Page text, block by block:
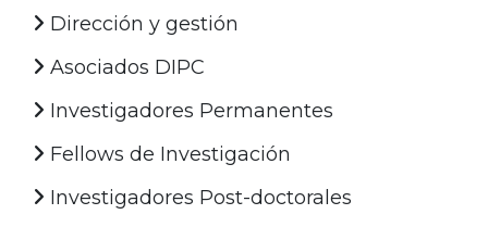
Dirección y gestión
Asociados DIPC
Investigadores Permanentes
Fellows de Investigación
Investigadores Post-doctorales